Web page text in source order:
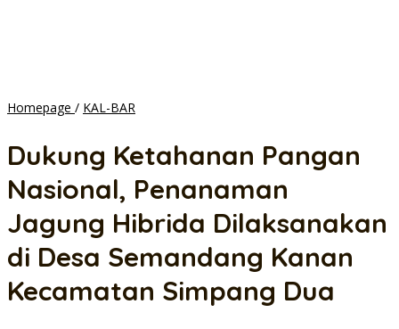
Homepage / KAL-BAR
Nasional,
Jagung
Dilaksanakan
Desa
Kanan
Dukung Ketahanan Pangan
Nasional, Penanaman
Jagung Hibrida Dilaksanakan
di Desa Semandang Kanan
Kecamatan Simpang Dua